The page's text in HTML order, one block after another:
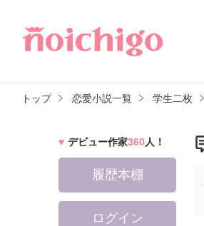
トップ 恋愛小説一覧 学生二枚
デビュー作家360人！
履歴本棚
ログイン